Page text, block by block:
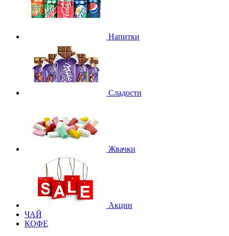
Напитки
Сладости
Жвачки
Акции
ЧАЙ
КОФЕ